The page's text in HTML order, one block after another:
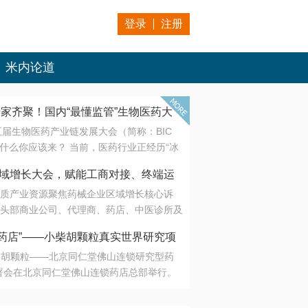
登录 注册
米内论道
长大会，赋能工商对接、终端运营
齐聚！国内“最懂监管”生物医药大
生物医药产业链发展大会（简称：BIC
么你应该来？ 当前，医药行业正经历“冰
一端是创新药“最后一公里”的支付与入院
态。 同质化“内卷”已无出路，全产业链协
关键。 本届大会以 “重构生态，定义未
杂药物制剂、CGT、多肽与小核酸的技
造。 我们致力于打破壁垒，让“实验
“支付端”深度对话，更让监管、产业、资
增长大会，赋能工商对接、终端运
产业资源聚焦药械企业区域增长核心诉
部商业公司、代理商、药店、中医诊所及
略布局
店”——小柴胡颗粒真实世界研究项
锁启动
胡颗粒——北京同仁堂佛山连锁研究型药
在北京同仁堂佛山连锁药店总部举行。